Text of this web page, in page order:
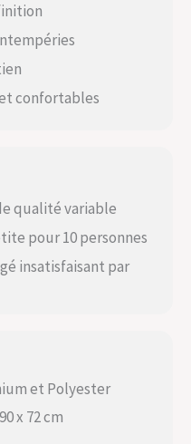
confortables
qualité variable
pour 10 personnes
insatisfaisant par
et Polyester
x 72 cm